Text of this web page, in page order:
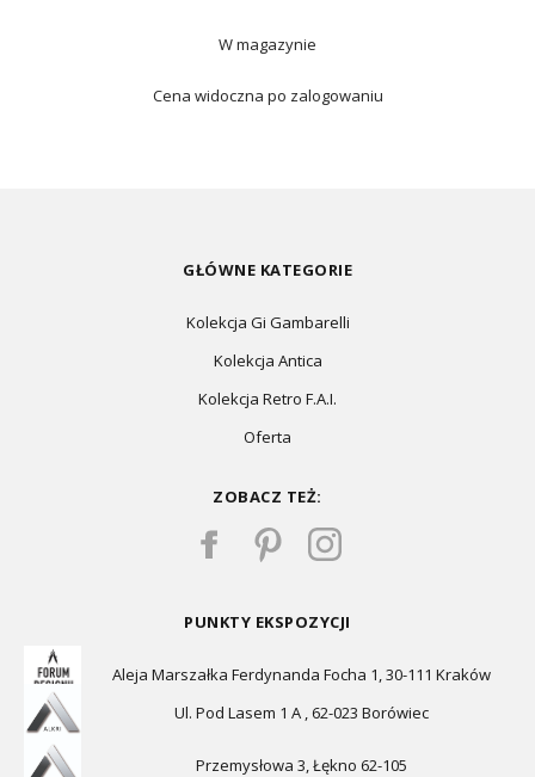
W magazynie
Cena widoczna po zalogowaniu
GŁÓWNE KATEGORIE
Kolekcja Gi Gambarelli
Kolekcja Antica
Kolekcja Retro F.A.I.
Oferta
ZOBACZ TEŻ:
PUNKTY EKSPOZYCJI
Aleja Marszałka Ferdynanda Focha 1, 30-111 Kraków
Ul. Pod Lasem 1 A , 62-023 Borówiec
Przemysłowa 3, Łękno 62-105